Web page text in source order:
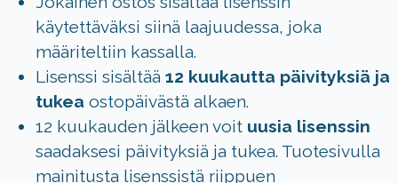
käytettäväksi siinä laajuudessa, joka
määriteltiin kassalla.
Lisenssi sisältää 12 kuukautta päivityksiä ja
tukea ostopäivästä alkaen.
12 kuukauden jälkeen voit uusia lisenssin
saadaksesi päivityksiä ja tukea. Tuotesivulla
mainitusta lisenssistä riippuen